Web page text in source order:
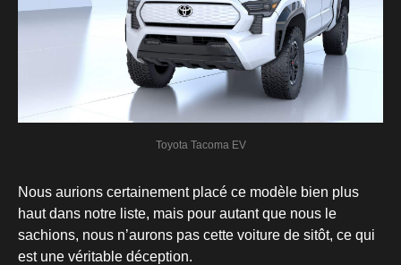
Toyota Tacoma EV
Nous aurions certainement placé ce modèle bien plus
haut dans notre liste, mais pour autant que nous le
sachions, nous n’aurons pas cette voiture de sitôt, ce qui
est une véritable déception.